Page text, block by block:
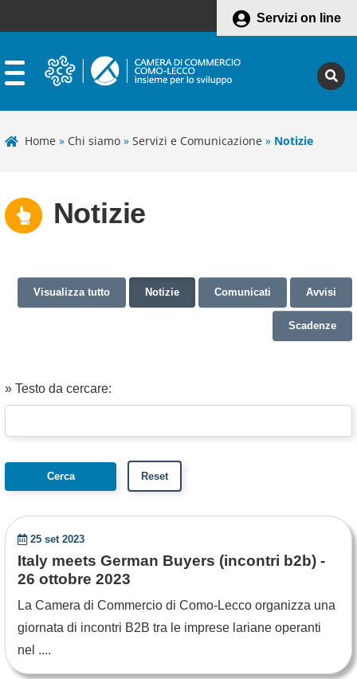
Servizi on line
Home » Chi siamo » Servizi e Comunicazione » Notizie
Notizie
Visualizza tutto Notizie Comunicati Avvisi
Scadenze
» Testo da cercare:
25 set 2023
Italy meets German Buyers (incontri b2b) -
26 ottobre 2023
La Camera di Commercio di Como-Lecco organizza una
giornata di incontri B2B tra le imprese lariane operanti
nel ....